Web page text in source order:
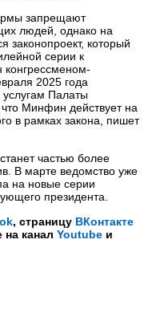
запрещают
людей, однако на
законопроект, который
серии к
2025 года
Палаты
Минфин действует на
в рамках закона, пишет
частью более
В марте ведомство уже
на новые серии
президента.
, страницу ВКонтакте
на канал Youtube и